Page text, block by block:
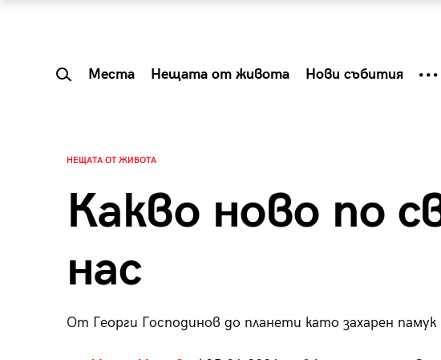
Места Нещата от живота Нови събития
НЕЩАТА ОТ ЖИВОТА
Какво ново по
нас
От Георги Господинов до планети като захарен памук
Summer Prelude: как